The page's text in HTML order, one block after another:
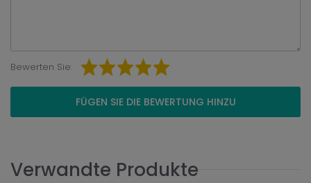
Bewerten Sie:
FÜGEN SIE DIE BEWERTUNG HINZU
Verwandte Produkte